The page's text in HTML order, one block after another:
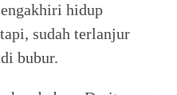
hidup
sudah terlanjur
bubur.